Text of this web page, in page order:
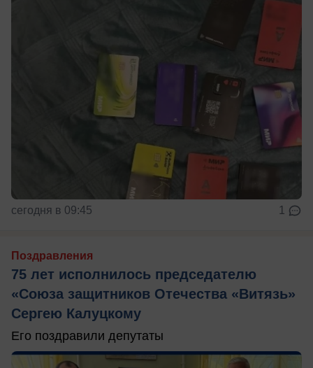
сегодня в 09:45 1
Поздравления
75 лет исполнилось председателю
«Союза защитников Отечества «Витязь»
Сергею Калуцкому
Его поздравили депутаты